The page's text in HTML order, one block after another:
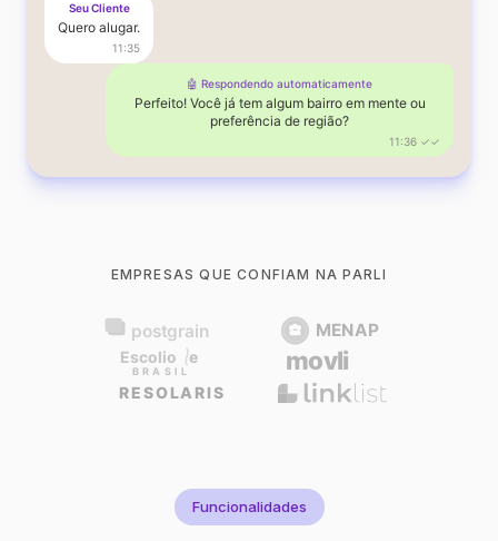
Seu Cliente
Quero alugar.
11:35
🤖 Respondendo automaticamente
Perfeito! Você já tem algum bairro em mente ou
preferência de região?
11:36 ✓✓
EMPRESAS QUE CONFIAM NA PARLI
Funcionalidades